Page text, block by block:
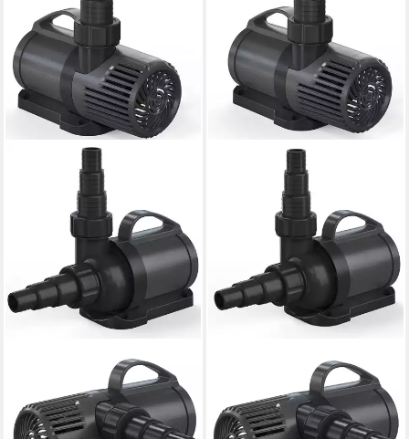
Teichfilter Pontec PondoMax
Eco 10000 Control Filter-
und Bachlaufpumpe
199,00 €
in 2-3 Werktagen bei dir
Teichfilter Pontec PondoMax
Eco 5000 Control Filter- und
Bachlaufpumpe
159,99 €
in 2-3 Werktagen bei dir